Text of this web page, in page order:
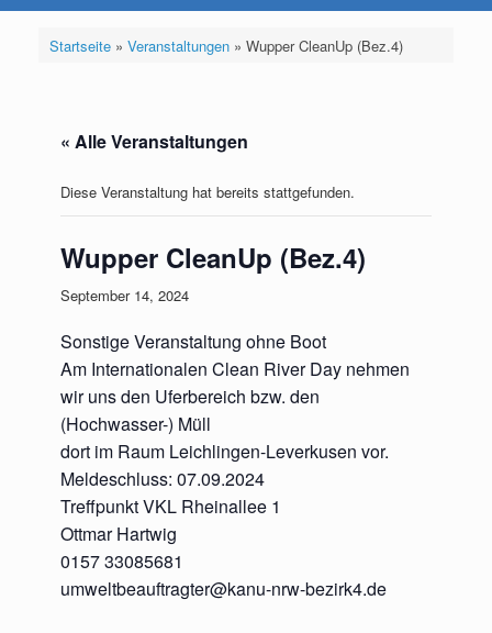
Startseite» Veranstaltungen» Wupper CleanUp (Bez.4)
« Alle Veranstaltungen
Diese Veranstaltung hat bereits stattgefunden.
Wupper CleanUp (Bez.4)
September 14, 2024
Sonstige Veranstaltung ohne Boot
Am Internationalen Clean River Day nehmen
wir uns den Uferbereich bzw. den
(Hochwasser-) Müll
dort im Raum Leichlingen-Leverkusen vor.
Meldeschluss: 07.09.2024
Treffpunkt VKL Rheinallee 1
Ottmar Hartwig
0157 33085681
umweltbeauftragter@kanu-nrw-bezirk4.de